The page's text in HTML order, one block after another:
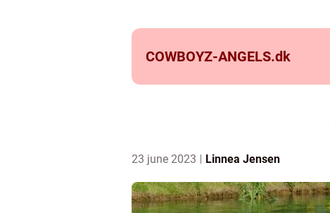
COWBOYZ-ANGELS.dk
23 june 2023 Linnea Jensen